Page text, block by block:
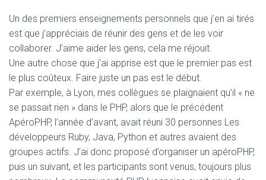
Un des premiers enseignements personnels que j’en ai tirés
est que j’appréciais de réunir des gens et de les voir
collaborer. J’aime aider les gens, cela me réjouit.
Une autre chose que j’ai apprise est que le premier pas est
le plus coûteux. Faire juste un pas est le début.
Par exemple, à Lyon, mes collègues se plaignaient qu’il « ne
se passait rien » dans le PHP, alors que le précédent
ApéroPHP, l’année d’avant, avait réuni 30 personnes Les
développeurs Ruby, Java, Python et autres avaient des
groupes actifs. J’ai donc proposé d’organiser un apéroPHP,
puis un suivant, et les participants sont venus, toujours plus